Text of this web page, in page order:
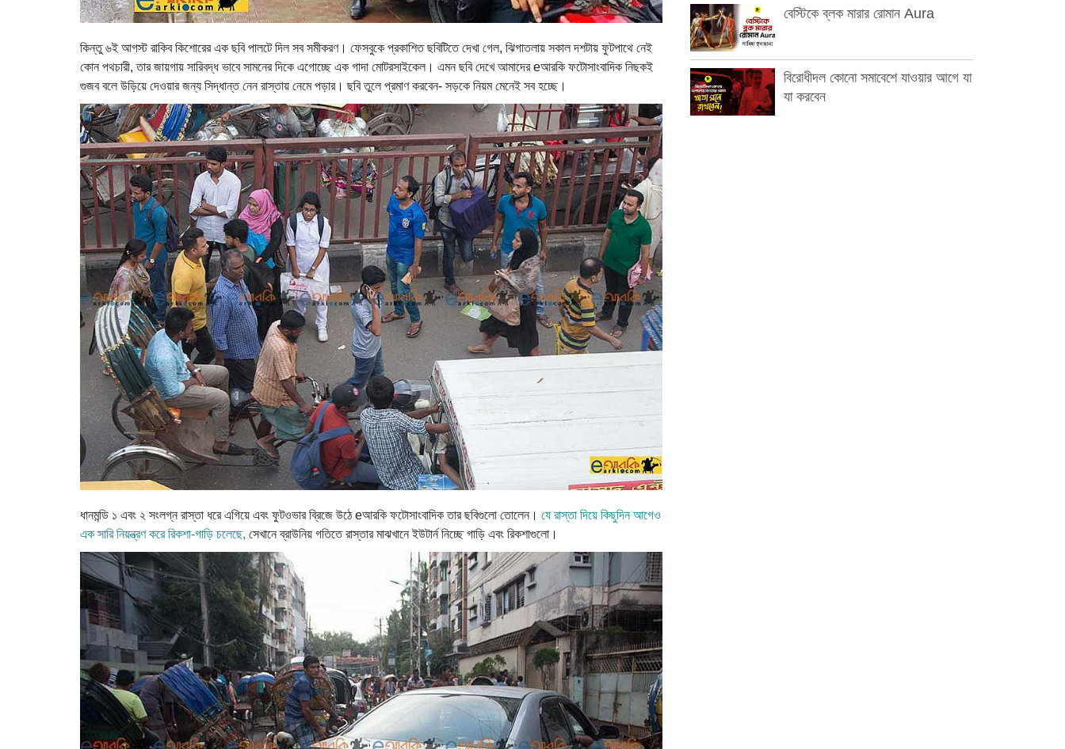
কিন্তু ৬ই আগস্ট রাকিব কিশোরের এক ছবি পালটে দিল সব সমীকরণ। ফেসবুকে প্রকাশিত ছবিটিতে দেখা গেল, ঝিগাতলায় সকাল দশটায় ফুটপাথে নেই
কোন পথচারী, তার জায়গায় সারিবদ্ধ ভাবে সামনের দিকে এগোচ্ছে এক গাদা মোটরসাইকেল। এমন ছবি দেখে আমাদের eআরকি ফটোসাংবাদিক নিছকই
গুজব বলে উড়িয়ে দেওয়ার জন্য সিদ্ধান্ত নেন রাস্তায় নেমে পড়ার। ছবি তুলে প্রমাণ করবেন- সড়কে নিয়ম মেনেই সব হচ্ছে।
ধানমন্ডি ১ এবং ২ সংলগ্ন রাস্তা ধরে এগিয়ে এবং ফুটওভার ব্রিজে উঠে eআরকি ফটোসাংবাদিক তার ছবিগুলো তোলেন। যে রাস্তা দিয়ে কিছুদিন আগেও
এক সারি নিয়ন্ত্রণ করে রিকশা-গাড়ি চলেছে, সেখানে ব্রাউনিয় গতিতে রাস্তার মাঝখানে ইউটার্ন নিচ্ছে গাড়ি এবং রিকশাগুলো।
বেস্টিকে ব্লক মারার রোমান Aura
বিরোধীদল কোনো সমাবেশে যাওয়ার আগে যা
যা করবেন